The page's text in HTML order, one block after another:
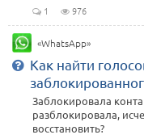
1 976
«WhatsApp»
Как найти
Заблокировала
разблокировала,
восстановить?